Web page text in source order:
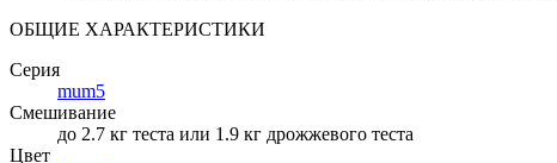
ОБЩИЕ ХАРАКТЕРИСТИКИ
Серия
mum5
Смешивание
до 2.7 кг теста или 1.9 кг дрожжевого теста
Цвет